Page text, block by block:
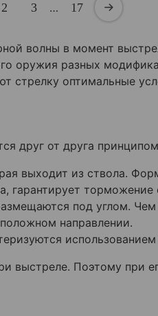
2 3 … 17
волны в момент
оружия разных
стрелку оптимальные
друг от друга
выходит из ствола.
гарантирует торможение
под углом.
направлении.
выстреле. Поэтому при